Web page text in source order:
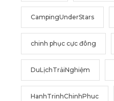
CampingUnderStars
chinh phục cực đông
DuLịchTrảiNghiệm
HanhTrinhChinhPhuc